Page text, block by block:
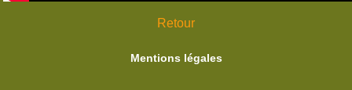
Retour
Mentions légales